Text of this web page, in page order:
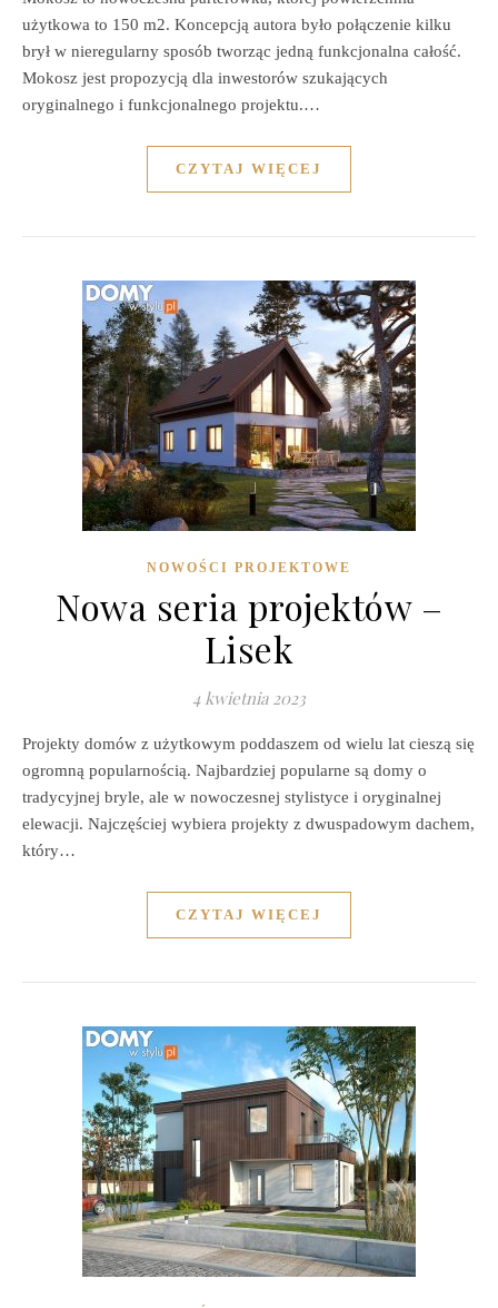
użytkowa to 150 m2. Koncepcją autora było połączenie kilku
brył w nieregularny sposób tworząc jedną funkcjonalna całość.
Mokosz jest propozycją dla inwestorów szukających
oryginalnego i funkcjonalnego projektu.…
CZYTAJ WIĘCEJ
NOWOŚCI PROJEKTOWE
Nowa seria projektów –
Lisek
4 kwietnia 2023
Projekty domów z użytkowym poddaszem od wielu lat cieszą się
ogromną popularnością. Najbardziej popularne są domy o
tradycyjnej bryle, ale w nowoczesnej stylistyce i oryginalnej
elewacji. Najczęściej wybiera projekty z dwuspadowym dachem,
który…
CZYTAJ WIĘCEJ